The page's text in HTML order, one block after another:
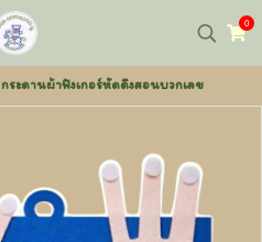
0
กระดานผ้าฟิงเกอร์หัดดึงสอนบวกเลข